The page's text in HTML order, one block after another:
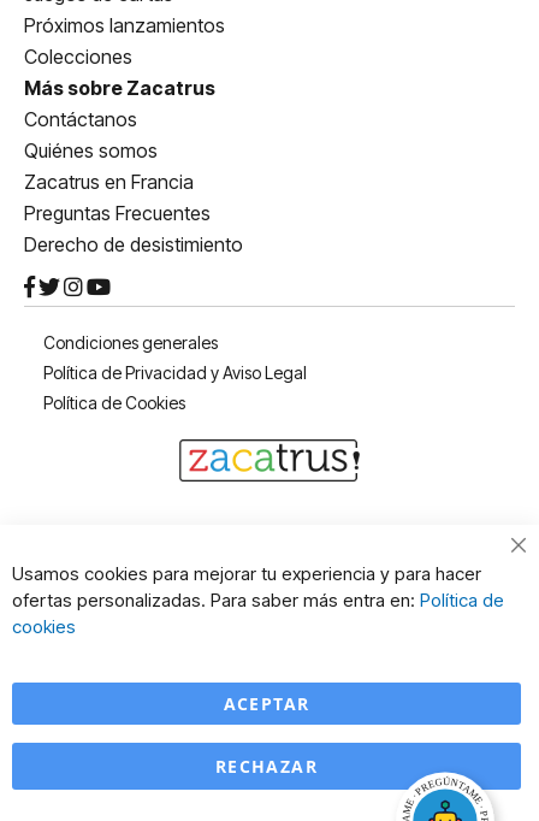
Próximos lanzamientos
Colecciones
Más sobre Zacatrus
Contáctanos
Quiénes somos
Zacatrus en Francia
Preguntas Frecuentes
Derecho de desistimiento
Condiciones generales
Política de Privacidad y Aviso Legal
Política de Cookies
Usamos cookies para mejorar tu experiencia y para hacer
ofertas personalizadas. Para saber más entra en: Política de
cookies
ACEPTAR
RECHAZAR